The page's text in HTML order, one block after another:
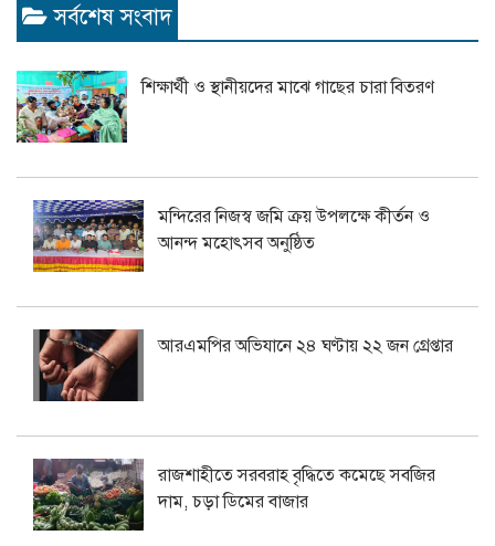
সর্বশেষ সংবাদ
শিক্ষার্থী ও স্থানীয়দের মাঝে গাছের চারা বিতরণ
মন্দিরের নিজস্ব জমি ক্রয় উপলক্ষে কীর্তন ও
আনন্দ মহোৎসব অনুষ্ঠিত
আরএমপির অভিযানে ২৪ ঘণ্টায় ২২ জন গ্রেপ্তার
রাজশাহীতে সরবরাহ বৃদ্ধিতে কমেছে সবজির
দাম, চড়া ডিমের বাজার